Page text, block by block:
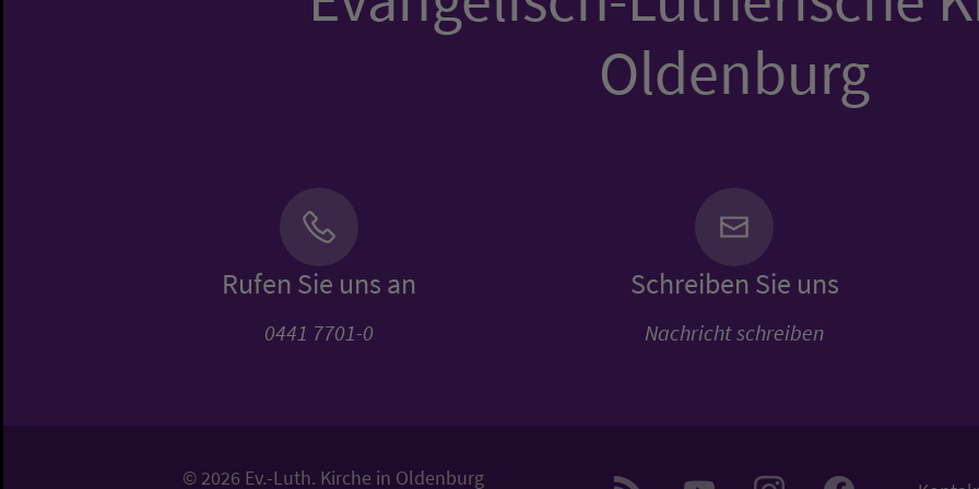
Oldenburg
Rufen Sie uns an
0441 7701-0
Schreiben Sie uns
Nachricht schreiben
© 2026 Ev.-Luth. Kirche in Oldenburg